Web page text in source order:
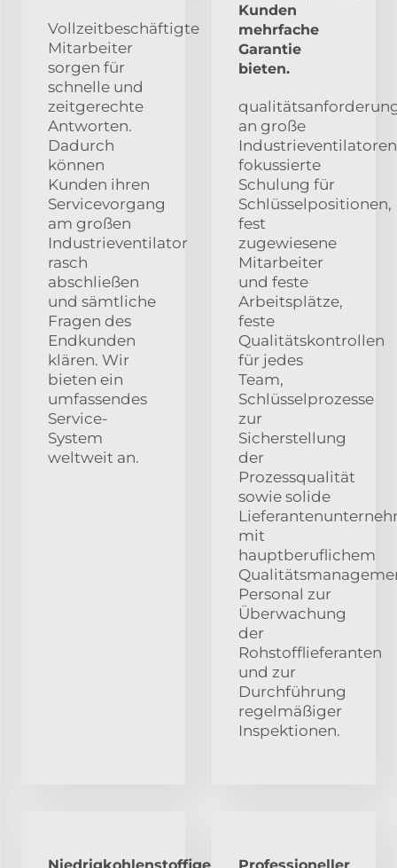
Vollzeitbeschäftigte
Mitarbeiter
sorgen für
schnelle und
zeitgerechte
Antworten.
Dadurch
können
Kunden ihren
Servicevorgang
am großen
Industrieventilator
rasch
abschließen
und sämtliche
Fragen des
Endkunden
klären. Wir
bieten ein
umfassendes
Service-
System
weltweit an.
Kunden
mehrfache
Garantie
bieten.
an große
fokussierte
Schulung für
Schlüsselpositionen,
fest
zugewiesene
Mitarbeiter
und feste
Arbeitsplätze,
feste
Qualitätskontrollen
für jedes
Team,
Schlüsselprozesse
zur
Sicherstellung
der
Prozessqualität
sowie solide
mit
hauptberuflichem
Personal zur
Überwachung
der
Rohstofflieferanten
und zur
Durchführung
regelmäßiger
Inspektionen.